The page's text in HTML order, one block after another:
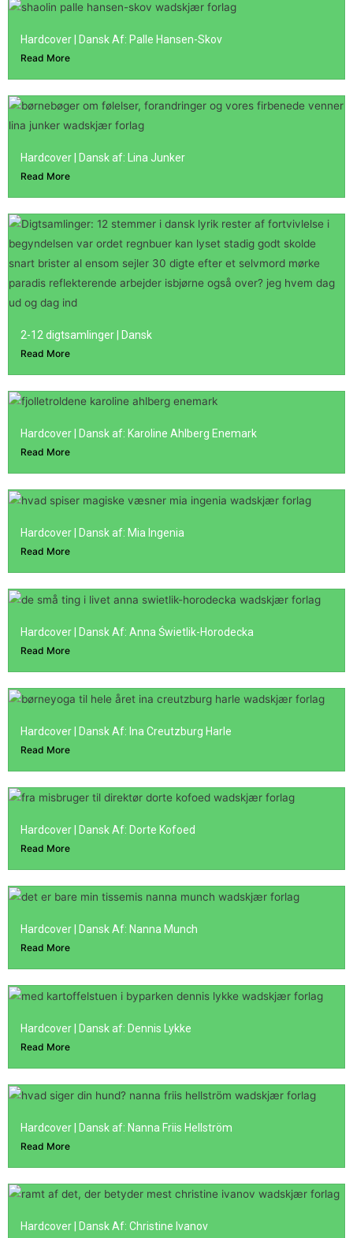
Hardcover | Dansk Af: Palle Hansen-Skov
Read More
Hardcover | Dansk af: Lina Junker
Read More
2-12 digtsamlinger | Dansk
Read More
Hardcover | Dansk af: Karoline Ahlberg Enemark
Read More
Hardcover | Dansk af: Mia Ingenia
Read More
Hardcover | Dansk Af: Anna Świetlik-Horodecka
Read More
Hardcover | Dansk Af: Ina Creutzburg Harle
Read More
Hardcover | Dansk Af: Dorte Kofoed
Read More
Hardcover | Dansk Af: Nanna Munch
Read More
Hardcover | Dansk af: Dennis Lykke
Read More
Hardcover | Dansk af: Nanna Friis Hellström
Read More
Hardcover | Dansk Af: Christine Ivanov